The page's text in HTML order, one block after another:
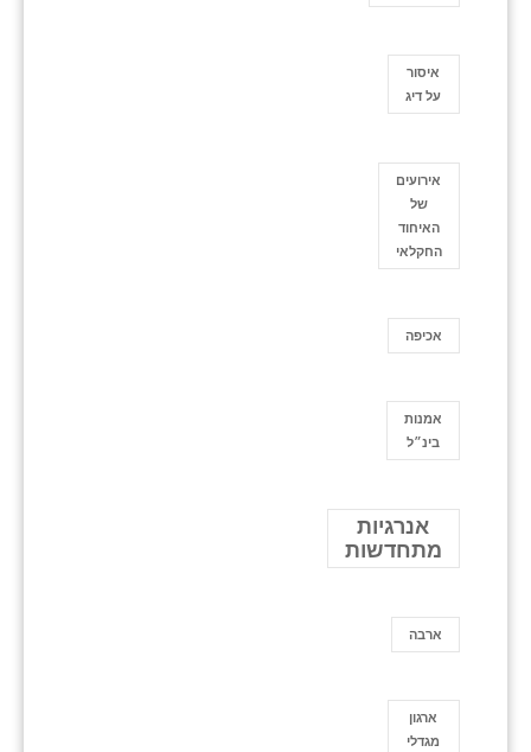
איסור
על דיג
אירועים
של
האיחוד
החקלאי
אכיפה
אמנות
בינ״ל
אנרגיות
מתחדשות
ארבה
ארגון
מגדלי